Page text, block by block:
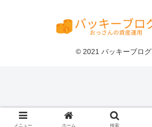
© 2021 バッキーブログ.
メニュー ホーム 検索